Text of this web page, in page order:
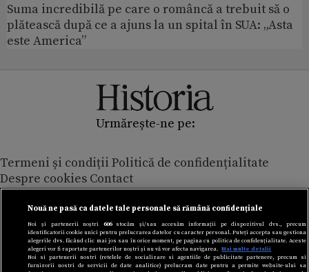
Suma incredibilă pe care o româncă a trebuit să o
plătească după ce a ajuns la un spital în SUA: „Asta
este America”
Urmărește-ne pe:
Termeni și condiții Politică de confidențialitate
Despre cookies Contact
Modifică preferințe pentru confidențialitate
© Toate drepturile rezervate Adevarul Holding 2026
Din rețeaua Adevărul Holding:
Adevarul.ro
Nouă ne pasă ca datele tale personale să rămână confidențiale
Noi și partenerii noștri 606stocăm și/sau accesăm informații pe dispozitivul dvs., precum
identificatorii cookie unici pentru prelucrarea datelor cu caracter personal. Puteți accepta sau gestiona
alegerile dvs. făcând clic mai jos sau în orice moment, pe pagina cu politica de confidențialitate. Aceste
alegeri vor fi raportate partenerilor noștri și nu vă vor afecta navigarea. Mai multe detalii
Noi si partenerii nostri (retelele de socializare si agentiile de publicitate partenere, precum si
furnizorii nostri de servicii de date analitice) prelucram date pentru a permite website-ului sa